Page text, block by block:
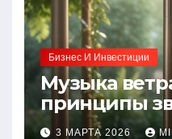
Бизнес И Инвестиции
Музыка
принципы
3 МАРТА 2026